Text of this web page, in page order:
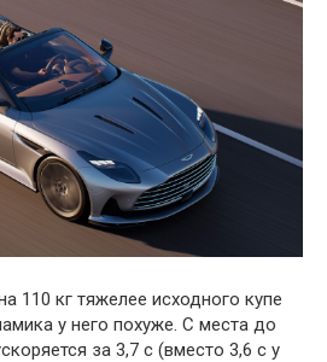
110 кг тяжелее исходного купе
у него похуже. С места до
за 3,7 с (вместо 3,6 с у